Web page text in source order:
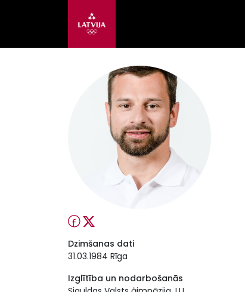
Dzimšanas dati
31.03.1984 Rīga
Izglītība un nodarbošanās